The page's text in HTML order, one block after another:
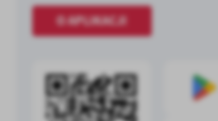
O APLIKACJI